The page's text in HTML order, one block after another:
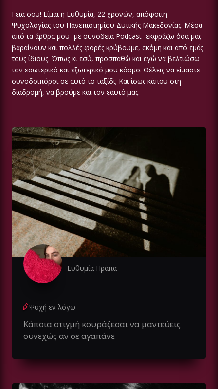
Γεια σου! Είμαι η Ευθυμία, 22 χρονών, απόφοιτη
Ψυχολογίας του Πανεπιστημίου Δυτικής Μακεδονίας. Μέσα
από τα άρθρα μου -με συνοδεία Podcast- εκφράζω όσα μας
βαραίνουν και πολλές φορές κρύβουμε, ακόμη και από εμάς
τους ίδιους. Όπως κι εσύ, προσπαθώ και εγώ να βελτιώσω
τον εσωτερικό και εξωτερικό μου κόσμο. Θέλεις να είμαστε
συνοδοιπόροι σε αυτό το ταξίδι; Και ίσως κάπου στη
διαδρομή, να βρούμε και τον εαυτό μας.
Ευθυμία Πράπα
Ψυχή εν λόγω
Κάποια στιγμή κουράζεσαι να μαντεύεις
συνεχώς αν σε αγαπάνε